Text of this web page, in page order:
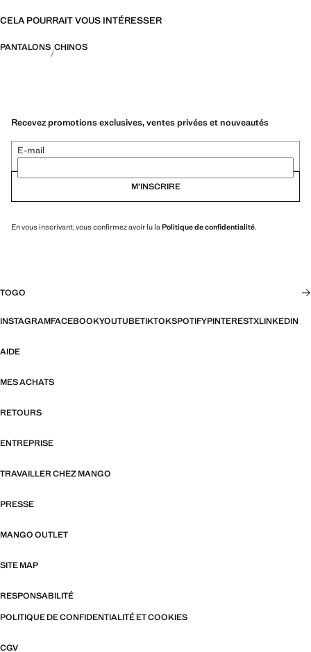
CELA POURRAIT VOUS INTÉRESSER
PANTALONS CHINOS
Recevez promotions exclusives, ventes privées et nouveautés
E-mail
M’INSCRIRE
En vous inscrivant, vous confirmez avoir lu la Politique de confidentialité.
TOGO
INSTAGRAMFACEBOOKYOUTUBETIKTOKSPOTIFYPINTERESTXLINKEDIN
AIDE
MES ACHATS
RETOURS
ENTREPRISE
TRAVAILLER CHEZ MANGO
PRESSE
MANGO OUTLET
SITE MAP
RESPONSABILITÉ
POLITIQUE DE CONFIDENTIALITÉ ET COOKIES
CGV